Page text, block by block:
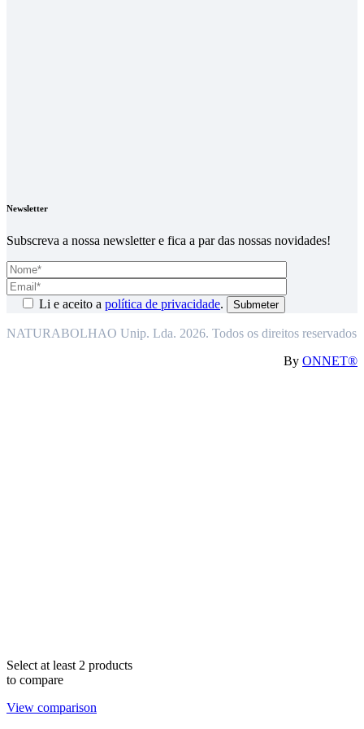
Newsletter
Subscreva a nossa newsletter e fica a par das nossas novidades!
Li e aceito a política de privacidade.
NATURABOLHAO Unip. Lda. 2026. Todos os direitos reservados
By ONNET®
Select at least 2 products
to compare
View comparison